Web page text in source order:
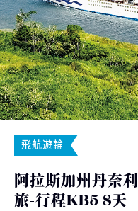
飛航遊輪
阿拉斯加州丹奈
旅-行程KB5 8天